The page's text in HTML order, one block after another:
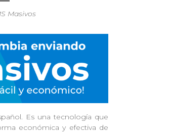
Masivos
Es una tecnología que
económica y efectiva de